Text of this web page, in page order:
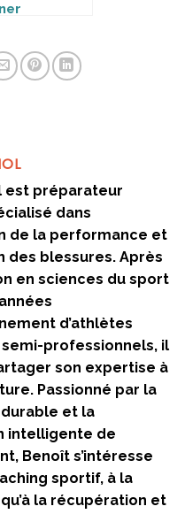
?
est préparateur
dans
de la performance et
des blessures. Après
en sciences du sport
d’athlètes
professionnels, il
son expertise à
Passionné par la
et la
intelligente de
Benoît s’intéresse
sportif, à la
la récupération et